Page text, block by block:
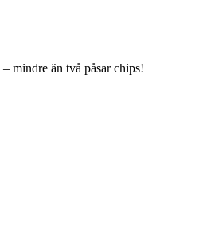
– mindre än två påsar chips!